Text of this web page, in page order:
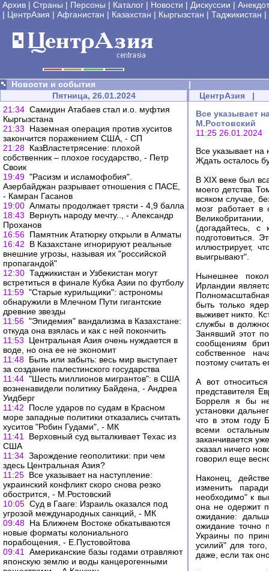
Архив | Страны | Персоны | Каталог | Новости | Дискуссии |
| ЦентрАзия | Афганистан | Казахстан | Кыргызстан | Таджикистан |
Новости и события
|
Пятница, 26.01.2024
21:34 Самидин Атабаев стал и.о. муфтия
Кыргызстана
21:33
Наземная операция против хуситов
закончится поражением США, - СП
21:28 КазВластетрясение: плохой
собственник – плохое государство, - Петр
Своик
19:49 "Расизм и исламофобия".
Азербайджан разрывает отношения с ПАСЕ,
- Камран Гасанов
19:00 Алматы продолжает трясти - 4,9 балла
18:43
Вернуть народу мечту.., - Александр
Проханов
16:56 Памятник Ататюрку открыли в Алматы
16:42
В Казахстане игнорируют реальные
внешние угрозы, называя их "российской
пропагандой"
12:30 Таджикистан и Узбекистан могут
встретиться в финале Кубка Азии по футболу
11:59 "Старые курильщики": астрономы
обнаружили в Млечном Пути гигантские
древние звезды
11:56 "Эпидемия" вандализма в Казахстане:
откуда она взялась и как с ней покончить
11:53
Центральная Азия очень нуждается в
воде, но она ее не экономит
11:48 Быть или забыть: весь мир выступает
за создание палестинского государства
11:44 "Шесть миллионов мигрантов": в США
возненавидели политику Байдена, - Андреа
Уидберг
11:42
После ударов по судам в Красном
море западные политики отказались считать
хуситов "Робин Гудами", - МК
11:41
Верховный суд выталкивает Техас из
США
11:34 Зарождение геополитики: при чем
здесь Центральная Азия?
11:25 Все указывает на наступление:
украинский конфликт скоро снова резко
обострится, - М.Ростовский
10:05 Суд в Гааге: Израиль оказался под
угрозой международных санкций, - МК
09:48 На Ближнем Востоке обкатываются
новые форматы колониального
порабощения, - Е.Пустовойтова
09:41
Американские базы годами отравляют
японскую землю и воды канцерогенными
ЦентрАзия |
Все указывает
М.Ростовский
11:25 26.01.2024
Все указывает на
Ждать осталось
В XIX веке был
моего детства
всяком случае,
мозг работает в
(догадайтесь,
подготовиться.
иллюстрирует,
выигрывают".
Нынешнее
Ирландии
быть только
выживет никто.
службы в
Занявший этот
сообщениям
собственное
поэтому считать
А вот
представителя
Борреля я бы
установки
что в этом году
всеми
заканчивается
сказал ничего
говорил еще
Наконец,
изменить
необходимо" к
она не одержит
ожидание:
ожидание точно
Украины по
усилий" для
даже, если так